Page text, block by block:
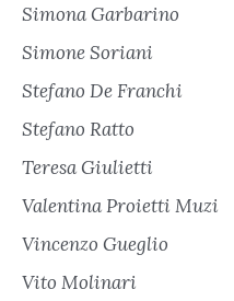
Simona Garbarino
Simone Soriani
Stefano De Franchi
Stefano Ratto
Teresa Giulietti
Valentina Proietti Muzi
Vincenzo Gueglio
Vito Molinari